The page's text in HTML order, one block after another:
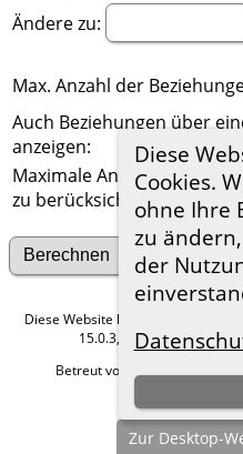
Diese
Cookies.
ohne Ihre
zu
der
Ändere zu:
Max. Anzahl der
Auch Beziehungen über
anzeigen:
Maximale Anzahl der
zu berücksichtigenden
Suche
Diese Website läuft mit
15.0.3, programmiert
Betreut von
Hier geht
Zur Desktop-